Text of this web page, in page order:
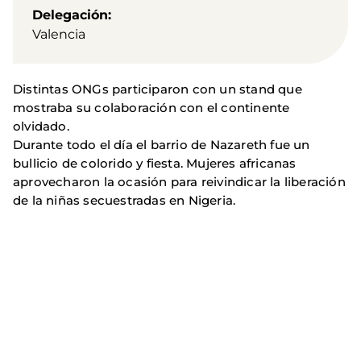
Delegación
Valencia
Distintas ONGs participaron con un stand que
mostraba su colaboración con el continente
olvidado.
Durante todo el día el barrio de Nazareth fue un
bullicio de colorido y fiesta. Mujeres africanas
aprovecharon la ocasión para reivindicar la liberación
de la niñas secuestradas en Nigeria.